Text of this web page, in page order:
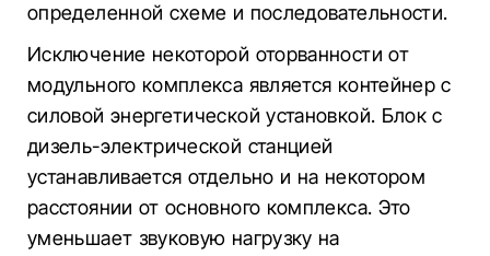
определенной схеме и последовательности.
Исключение некоторой оторванности от
модульного комплекса является контейнер с
силовой энергетической установкой. Блок с
дизель-электрической станцией
устанавливается отдельно и на некотором
расстоянии от основного комплекса. Это
уменьшает звуковую нагрузку на